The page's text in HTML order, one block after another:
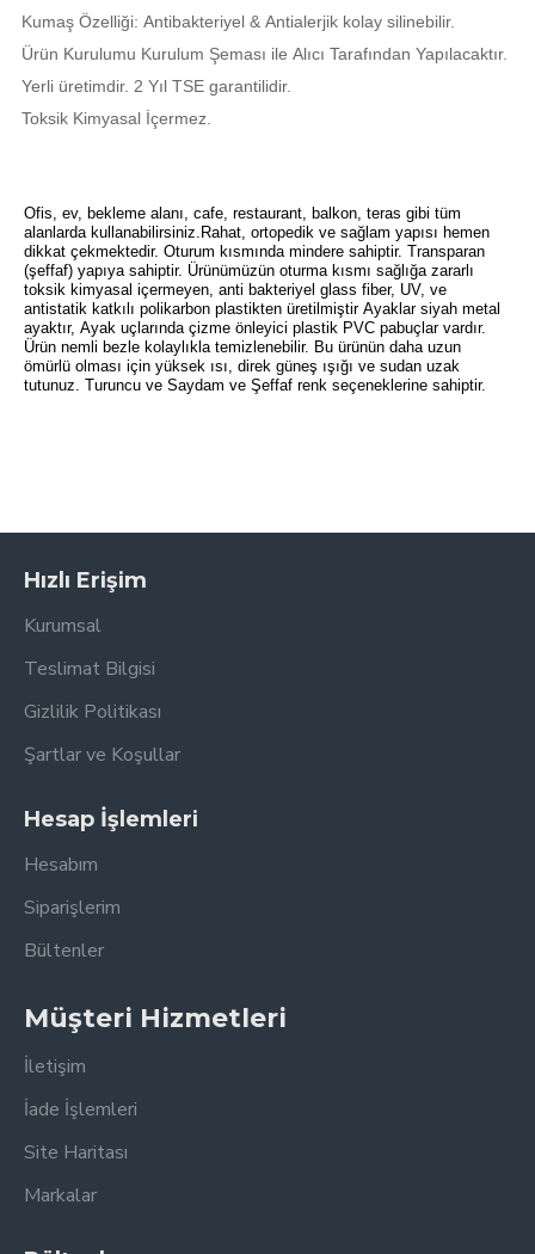
Kumaş Özelliği: Antibakteriyel & Antialerjik kolay silinebilir.
Ürün Kurulumu Kurulum Şeması ile Alıcı Tarafından Yapılacaktır.
Yerli üretimdir. 2 Yıl TSE garantilidir.
Toksik Kimyasal İçermez.
Ofis, ev, bekleme alanı, cafe, restaurant, balkon, teras gibi tüm
alanlarda kullanabilirsiniz.Rahat, ortopedik ve sağlam yapısı hemen
dikkat çekmektedir. Oturum kısmında mindere sahiptir. Transparan
(şeffaf) yapıya sahiptir. Ürünümüzün oturma kısmı sağlığa zararlı
toksik kimyasal içermeyen, anti bakteriyel glass fiber, UV, ve
antistatik katkılı polikarbon plastikten üretilmiştir Ayaklar siyah metal
ayaktır, Ayak uçlarında çizme önleyici plastik PVC pabuçlar vardır.
Ürün nemli bezle kolaylıkla temizlenebilir. Bu ürünün daha uzun
ömürlü olması için yüksek ısı, direk güneş ışığı ve sudan uzak
tutunuz. Turuncu ve Saydam ve Şeffaf renk seçeneklerine sahiptir.
Hızlı Erişim
Kurumsal
Teslimat Bilgisi
Gizlilik Politikası
Şartlar ve Koşullar
Hesap İşlemleri
Hesabım
Siparişlerim
Bültenler
Müşteri Hizmetleri
İletişim
İade İşlemleri
Site Haritası
Markalar